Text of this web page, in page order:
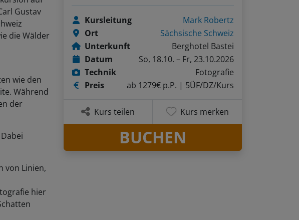
Gustav
die Wälder
wie den
Während
der
von Linien,
hier
Kursleitung
Mark Robertz
Ort
Sächsische Schweiz
Unterkunft
Berghotel Bastei
Datum
So, 18.10. – Fr, 23.10.2026
Technik
Fotografie
Preis
ab 1279€ p.P. | 5ÜF/DZ/Kurs
Kurs teilen Kurs merken
BUCHEN